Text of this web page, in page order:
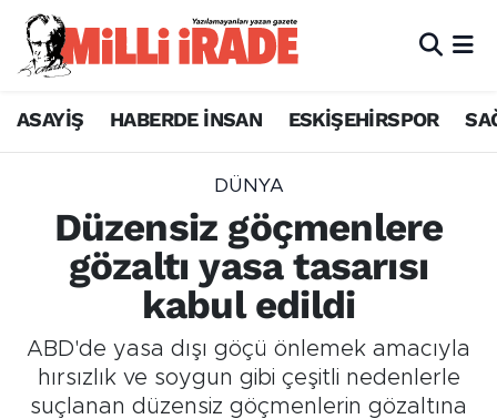
ASAYİŞ HABERDE İNSAN ESKİŞEHİRSPOR
DÜNYA
Düzensiz göçmenlere
gözaltı yasa tasarısı
kabul edildi
ABD'de yasa dışı göçü önlemek amacıyla
hırsızlık ve soygun gibi çeşitli nedenlerle
suçlanan düzensiz göçmenlerin gözaltına